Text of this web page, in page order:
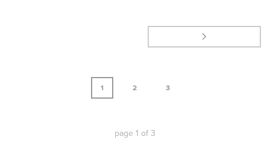
1 2 3
page 1 of 3